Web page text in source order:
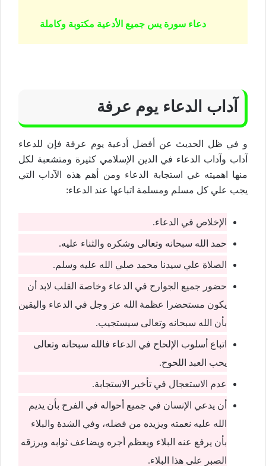
دعاء سورة يس جميع الأدعية مكتوبة وكاملة
آداب الدعاء يوم عرفة
و في ظل الحديث عن أفضل أدعية يوم عرفة فإن للدعاء
آداب وآداب الدعاء في الدين الإسلامي كثيرة ومتشعبة لكل
منها اهميته غي استجابة الدعاء ومن أهم هذه الآداب التي
يجب علي كل مسلم ومسلمة اتباعها عند الدعاء:
الإخلاص في الدعاء.
حمد الله سبحانه وتعالى وشكره والثناء عليه.
الصلاة علي سيدنا محمد صلي الله عليه وسلم.
حضور جميع الجوارح في الدعاء وخاصة القلب لابد أن
يكون مستحضرا عظمة الله عز وجل في الدعاء واليقين
بأن الله سبحانه وتعالى سيستجيب.
اتباع أسلوب الإلحاح في الدعاء فالله سبحانه وتعالى
يحب العبد اللحوح.
عدم الاستعجال في تأخير الاستجابة.
أن يدعي الإنسان في جميع أحواله في الفرح بأن يديم
الله عليه نعمته ويزيده من فضله، وفي الشدة والبلاء
بأن يرفع عنه البلاء ويعظم أجره ويضاعف ثوابه ويرزقه
الصبر على هذا البلاء.